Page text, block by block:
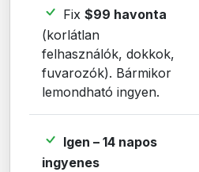
Fix $99 havonta
(korlátlan
felhasználók, dokkok,
fuvarozók). Bármikor
lemondható ingyen.
Igen – 14 napos
ingyenes